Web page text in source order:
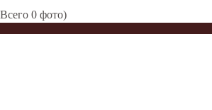
0 фото)